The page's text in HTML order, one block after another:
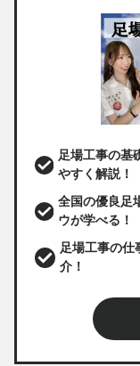
足場工事の基
やすく解説！
全国の優良足
ウが学べる！
足場工事の仕
介！